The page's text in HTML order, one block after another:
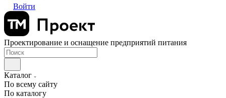
Войти
Проектирование и оснащение предприятий питания
Каталог
По всему сайту
По каталогу